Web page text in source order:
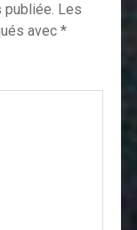
publiée. Les
avec *